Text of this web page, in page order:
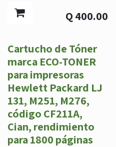
Q 400.00
Cartucho de Tóner
marca ECO-TONER
para impresoras
Hewlett Packard LJ
131, M251, M276,
código CF211A,
Cian, rendimiento
para 1800 páginas